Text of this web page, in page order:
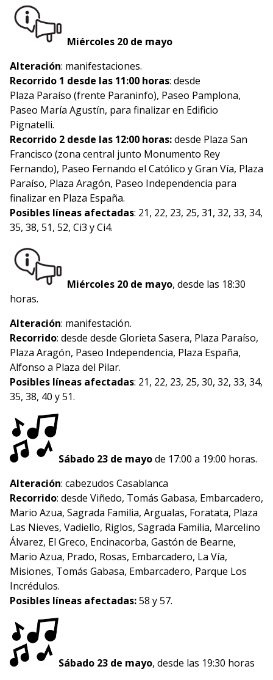
Miércoles 20 de mayo
Alteración: manifestaciones.
Recorrido 1 desde las 11:00 horas: desde
Plaza Paraíso (frente Paraninfo), Paseo Pamplona,
Paseo María Agustín, para finalizar en Edificio
Pignatelli.
Recorrido 2 desde las 12:00 horas:desde Plaza San
Francisco (zona central junto Monumento Rey
Fernando), Paseo Fernando el Católico y Gran Vía, Plaza
Paraíso, Plaza Aragón, Paseo Independencia para
finalizar en Plaza España.
Posibles líneas afectadas: 21, 22, 23, 25, 31, 32, 33, 34,
35, 38, 51, 52, Ci3 y Ci4.
Miércoles 20 de mayo, desde las 18:30
horas.
Alteración: manifestación.
Recorrido: desde desde Glorieta Sasera, Plaza Paraíso,
Plaza Aragón, Paseo Independencia, Plaza España,
Alfonso a Plaza del Pilar.
Posibles líneas afectadas: 21, 22, 23, 25, 30, 32, 33, 34,
35, 38, 40 y 51.
Sábado 23 de mayode 17:00 a 19:00 horas.
Alteración: cabezudos Casablanca
Recorrido: desde Viñedo, Tomás Gabasa, Embarcadero,
Mario Azua, Sagrada Familia, Argualas, Foratata, Plaza
Las Nieves, Vadiello, Riglos, Sagrada Familia, Marcelino
Álvarez, El Greco, Encinacorba, Gastón de Bearne,
Mario Azua, Prado, Rosas, Embarcadero, La Vía,
Misiones, Tomás Gabasa, Embarcadero, Parque Los
Incrédulos.
Posibles líneas afectadas:58 y 57.
Sábado 23 de mayo, desde las 19:30 horas